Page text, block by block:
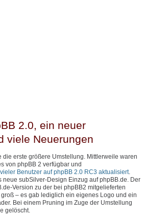
2.0, ein neuer
viele Neuerungen
die erste größere Umstellung. Mittlerweile waren
von phpBB 2 verfügbar und
Benutzer auf phpBB 2.0 RC3 aktualisiert.
neue subSilver-Design Einzug auf phpBB.de. Der
Version zu der bei phpBB2 mitgelieferten
– es gab lediglich ein eigenes Logo und ein
Bei einem Pruning im Zuge der Umstellung
gelöscht.